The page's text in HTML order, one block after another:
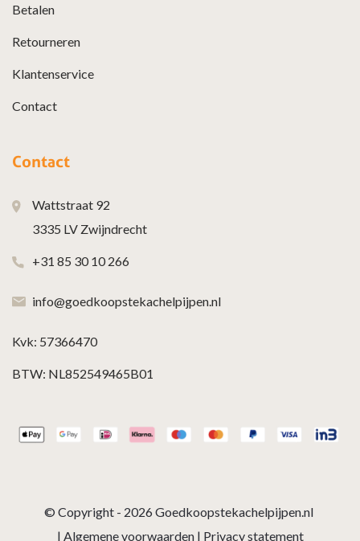
Betalen
Retourneren
Klantenservice
Contact
Contact
Wattstraat 92
3335 LV Zwijndrecht
+31 85 30 10 266
info@goedkoopstekachelpijpen.nl
Kvk: 57366470
BTW: NL852549465B01
© Copyright - 2026 Goedkoopstekachelpijpen.nl
| Algemene voorwaarden| Privacy statement